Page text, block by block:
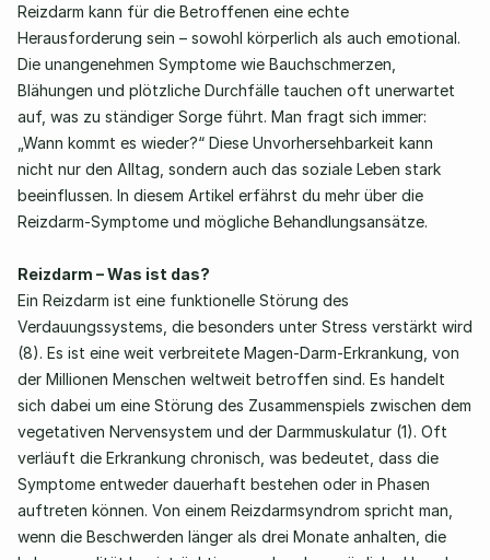
Reizdarm kann für die Betroffenen eine echte
Herausforderung sein – sowohl körperlich als auch emotional.
Die unangenehmen Symptome wie Bauchschmerzen,
Blähungen und plötzliche Durchfälle tauchen oft unerwartet
auf, was zu ständiger Sorge führt. Man fragt sich immer:
„Wann kommt es wieder?“ Diese Unvorhersehbarkeit kann
nicht nur den Alltag, sondern auch das soziale Leben stark
beeinflussen. In diesem Artikel erfährst du mehr über die
Reizdarm-Symptome und mögliche Behandlungsansätze.
Reizdarm – Was ist das?
Ein Reizdarm ist eine funktionelle Störung des
Verdauungssystems, die besonders unter Stress verstärkt wird
(8). Es ist eine weit verbreitete Magen-Darm-Erkrankung, von
der Millionen Menschen weltweit betroffen sind. Es handelt
sich dabei um eine Störung des Zusammenspiels zwischen dem
vegetativen Nervensystem und der Darmmuskulatur (1). Oft
verläuft die Erkrankung chronisch, was bedeutet, dass die
Symptome entweder dauerhaft bestehen oder in Phasen
auftreten können. Von einem Reizdarmsyndrom spricht man,
wenn die Beschwerden länger als drei Monate anhalten, die